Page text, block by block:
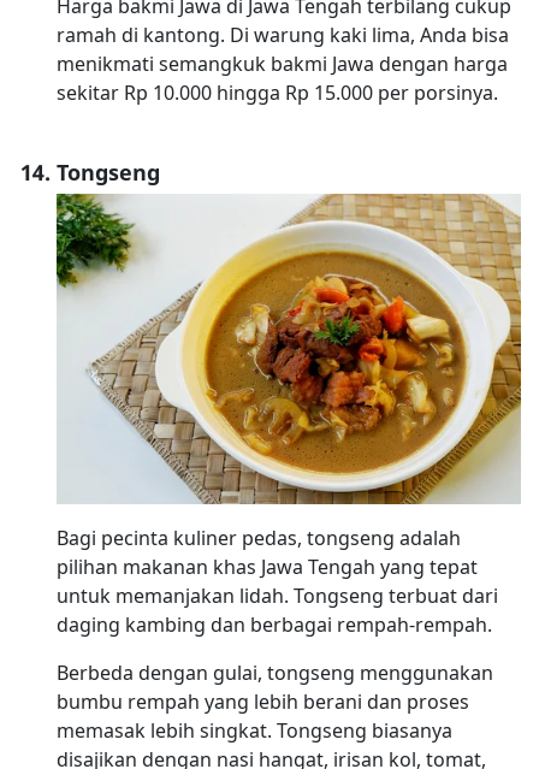
Harga bakmi Jawa di Jawa Tengah terbilang cukup
ramah di kantong. Di warung kaki lima, Anda bisa
menikmati semangkuk bakmi Jawa dengan harga
sekitar Rp 10.000 hingga Rp 15.000 per porsinya.
Tongseng
Bagi pecinta kuliner pedas, tongseng adalah
pilihan makanan khas Jawa Tengah yang tepat
untuk memanjakan lidah. Tongseng terbuat dari
daging kambing dan berbagai rempah-rempah.
Berbeda dengan gulai, tongseng menggunakan
bumbu rempah yang lebih berani dan proses
memasak lebih singkat. Tongseng biasanya
disajikan dengan nasi hangat, irisan kol, tomat,